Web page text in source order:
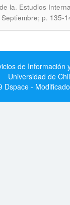
la. Estudios
p. 135-
de Información
Universidad de
Dspace -